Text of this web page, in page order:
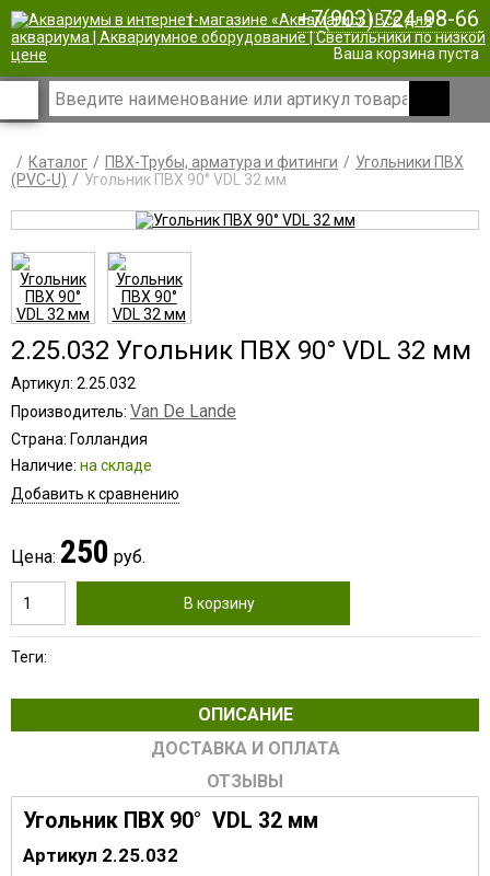
| +7(903) 724-98-66
Ваша корзина пуста
Каталог ПВХ-Трубы, арматура и фитинги
Угольники ПВХ
(PVC-U)
Угольник ПВХ 90° VDL 32 мм
2.25.032 Угольник ПВХ 90° VDL 32 мм
Артикул: 2.25.032
Производитель: Van De Lande
Страна: Голландия
Наличие: на складе
Добавить к сравнению
Цена: 250 руб.
В корзину
Теги:
ОПИСАНИЕ
ДОСТАВКА И ОПЛАТА
ОТЗЫВЫ
Угольник ПВХ 90° VDL 32 мм
Артикул 2.25.032